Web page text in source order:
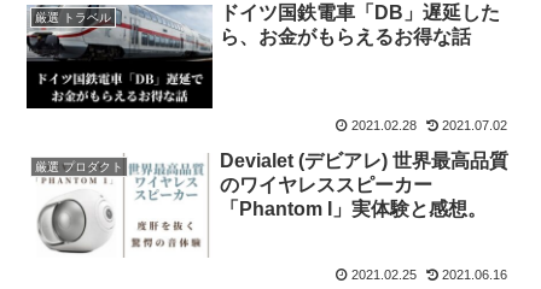
厳選 トラベル
ドイツ国鉄電車「DB」遅延した
ら、お金がもらえるお得な話
2021.02.28 2021.07.02
厳選 プロダクト
Devialet (デビアレ) 世界最高品質
のワイヤレススピーカー
「Phantom I」実体験と感想。
2021.02.25 2021.06.16